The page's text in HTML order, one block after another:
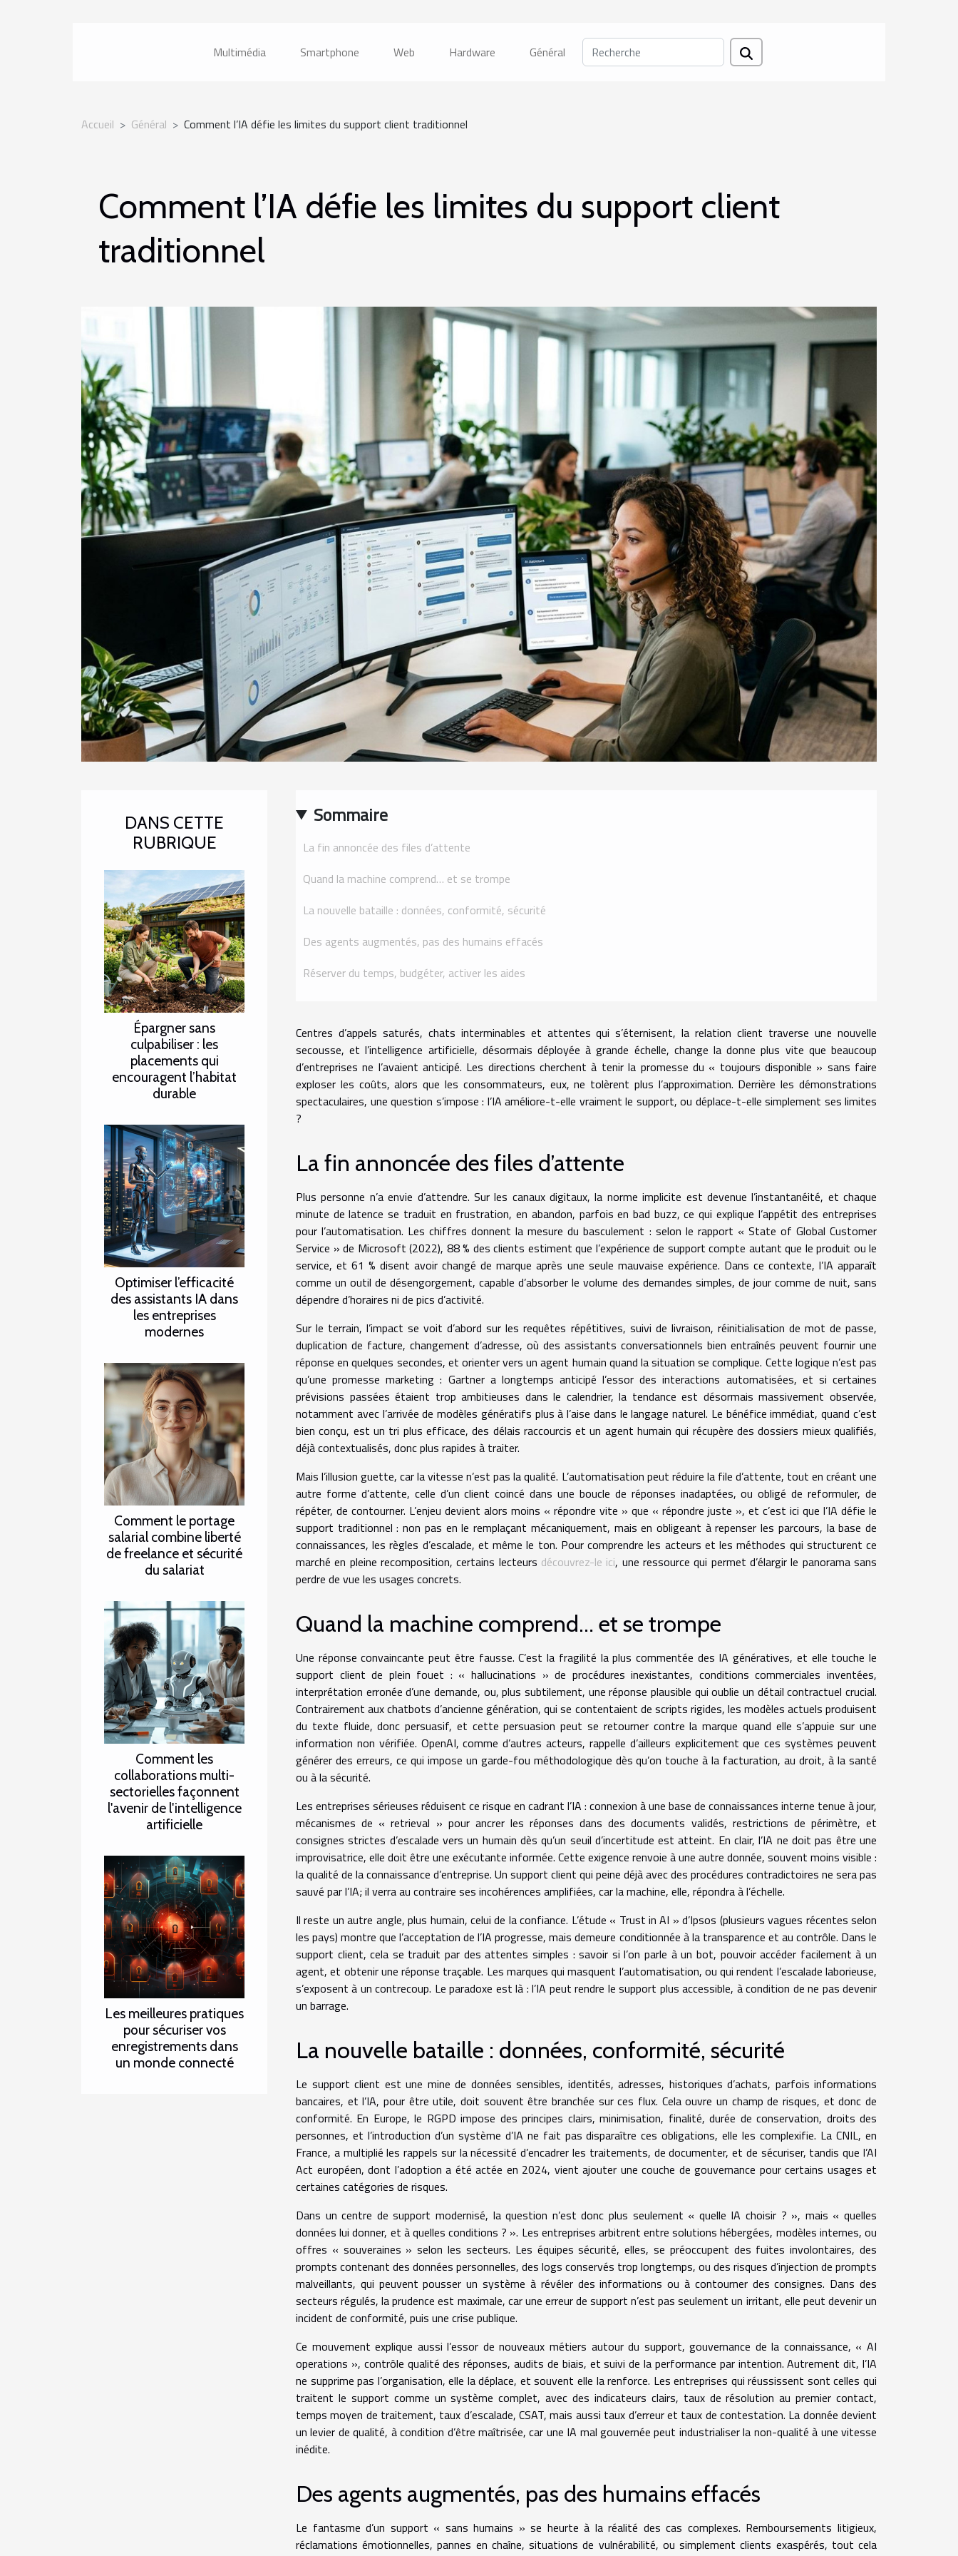
Multimédia Smartphone Web Hardware Général
Accueil Général Comment l’IA défie les limites du support client traditionnel
Comment l’IA défie les limites du support client
traditionnel
DANS CETTE
RUBRIQUE
Épargner sans
culpabiliser : les
placements qui
encouragent l’habitat
durable
Optimiser l’efficacité
des assistants IA dans
les entreprises
modernes
Comment le portage
salarial combine liberté
de freelance et sécurité
du salariat
Comment les
collaborations multi-
sectorielles façonnent
l'avenir de l'intelligence
artificielle
Les meilleures pratiques
pour sécuriser vos
enregistrements dans
un monde connecté
Sommaire
La fin annoncée des files d’attente
Quand la machine comprend… et se trompe
La nouvelle bataille : données, conformité, sécurité
Des agents augmentés, pas des humains effacés
Réserver du temps, budgéter, activer les aides
Centres d’appels saturés, chats interminables et attentes qui s’éternisent, la relation client traverse une nouvelle
secousse, et l’intelligence artificielle, désormais déployée à grande échelle, change la donne plus vite que beaucoup
d’entreprises ne l’avaient anticipé. Les directions cherchent à tenir la promesse du « toujours disponible » sans faire
exploser les coûts, alors que les consommateurs, eux, ne tolèrent plus l’approximation. Derrière les démonstrations
spectaculaires, une question s’impose : l’IA améliore-t-elle vraiment le support, ou déplace-t-elle simplement ses limites
?
La fin annoncée des files d’attente
Plus personne n’a envie d’attendre. Sur les canaux digitaux, la norme implicite est devenue l’instantanéité, et chaque
minute de latence se traduit en frustration, en abandon, parfois en bad buzz, ce qui explique l’appétit des entreprises
pour l’automatisation. Les chiffres donnent la mesure du basculement : selon le rapport « State of Global Customer
Service » de Microsoft (2022), 88 % des clients estiment que l’expérience de support compte autant que le produit ou le
service, et 61 % disent avoir changé de marque après une seule mauvaise expérience. Dans ce contexte, l’IA apparaît
comme un outil de désengorgement, capable d’absorber le volume des demandes simples, de jour comme de nuit, sans
dépendre d’horaires ni de pics d’activité.
Sur le terrain, l’impact se voit d’abord sur les requêtes répétitives, suivi de livraison, réinitialisation de mot de passe,
duplication de facture, changement d’adresse, où des assistants conversationnels bien entraînés peuvent fournir une
réponse en quelques secondes, et orienter vers un agent humain quand la situation se complique. Cette logique n’est pas
qu’une promesse marketing : Gartner a longtemps anticipé l’essor des interactions automatisées, et si certaines
prévisions passées étaient trop ambitieuses dans le calendrier, la tendance est désormais massivement observée,
notamment avec l’arrivée de modèles génératifs plus à l’aise dans le langage naturel. Le bénéfice immédiat, quand c’est
bien conçu, est un tri plus efficace, des délais raccourcis et un agent humain qui récupère des dossiers mieux qualifiés,
déjà contextualisés, donc plus rapides à traiter.
Mais l’illusion guette, car la vitesse n’est pas la qualité. L’automatisation peut réduire la file d’attente, tout en créant une
autre forme d’attente, celle d’un client coincé dans une boucle de réponses inadaptées, ou obligé de reformuler, de
répéter, de contourner. L’enjeu devient alors moins « répondre vite » que « répondre juste », et c’est ici que l’IA défie le
support traditionnel : non pas en le remplaçant mécaniquement, mais en obligeant à repenser les parcours, la base de
connaissances, les règles d’escalade, et même le ton. Pour comprendre les acteurs et les méthodes qui structurent ce
marché en pleine recomposition, certains lecteurs découvrez-le ici, une ressource qui permet d’élargir le panorama sans
perdre de vue les usages concrets.
Quand la machine comprend… et se trompe
Une réponse convaincante peut être fausse. C’est la fragilité la plus commentée des IA génératives, et elle touche le
support client de plein fouet : « hallucinations » de procédures inexistantes, conditions commerciales inventées,
interprétation erronée d’une demande, ou, plus subtilement, une réponse plausible qui oublie un détail contractuel crucial.
Contrairement aux chatbots d’ancienne génération, qui se contentaient de scripts rigides, les modèles actuels produisent
du texte fluide, donc persuasif, et cette persuasion peut se retourner contre la marque quand elle s’appuie sur une
information non vérifiée. OpenAI, comme d’autres acteurs, rappelle d’ailleurs explicitement que ces systèmes peuvent
générer des erreurs, ce qui impose un garde-fou méthodologique dès qu’on touche à la facturation, au droit, à la santé
ou à la sécurité.
Les entreprises sérieuses réduisent ce risque en cadrant l’IA : connexion à une base de connaissances interne tenue à jour,
mécanismes de « retrieval » pour ancrer les réponses dans des documents validés, restrictions de périmètre, et
consignes strictes d’escalade vers un humain dès qu’un seuil d’incertitude est atteint. En clair, l’IA ne doit pas être une
improvisatrice, elle doit être une exécutante informée. Cette exigence renvoie à une autre donnée, souvent moins visible :
la qualité de la connaissance d’entreprise. Un support client qui peine déjà avec des procédures contradictoires ne sera pas
sauvé par l’IA; il verra au contraire ses incohérences amplifiées, car la machine, elle, répondra à l’échelle.
Il reste un autre angle, plus humain, celui de la confiance. L’étude « Trust in AI » d’Ipsos (plusieurs vagues récentes selon
les pays) montre que l’acceptation de l’IA progresse, mais demeure conditionnée à la transparence et au contrôle. Dans le
support client, cela se traduit par des attentes simples : savoir si l’on parle à un bot, pouvoir accéder facilement à un
agent, et obtenir une réponse traçable. Les marques qui masquent l’automatisation, ou qui rendent l’escalade laborieuse,
s’exposent à un contrecoup. Le paradoxe est là : l’IA peut rendre le support plus accessible, à condition de ne pas devenir
un barrage.
La nouvelle bataille : données, conformité, sécurité
Le support client est une mine de données sensibles, identités, adresses, historiques d’achats, parfois informations
bancaires, et l’IA, pour être utile, doit souvent être branchée sur ces flux. Cela ouvre un champ de risques, et donc de
conformité. En Europe, le RGPD impose des principes clairs, minimisation, finalité, durée de conservation, droits des
personnes, et l’introduction d’un système d’IA ne fait pas disparaître ces obligations, elle les complexifie. La CNIL, en
France, a multiplié les rappels sur la nécessité d’encadrer les traitements, de documenter, et de sécuriser, tandis que l’AI
Act européen, dont l’adoption a été actée en 2024, vient ajouter une couche de gouvernance pour certains usages et
certaines catégories de risques.
Dans un centre de support modernisé, la question n’est donc plus seulement « quelle IA choisir ? », mais « quelles
données lui donner, et à quelles conditions ? ». Les entreprises arbitrent entre solutions hébergées, modèles internes, ou
offres « souveraines » selon les secteurs. Les équipes sécurité, elles, se préoccupent des fuites involontaires, des
prompts contenant des données personnelles, des logs conservés trop longtemps, ou des risques d’injection de prompts
malveillants, qui peuvent pousser un système à révéler des informations ou à contourner des consignes. Dans des
secteurs régulés, la prudence est maximale, car une erreur de support n’est pas seulement un irritant, elle peut devenir un
incident de conformité, puis une crise publique.
Ce mouvement explique aussi l’essor de nouveaux métiers autour du support, gouvernance de la connaissance, « AI
operations », contrôle qualité des réponses, audits de biais, et suivi de la performance par intention. Autrement dit, l’IA
ne supprime pas l’organisation, elle la déplace, et souvent elle la renforce. Les entreprises qui réussissent sont celles qui
traitent le support comme un système complet, avec des indicateurs clairs, taux de résolution au premier contact,
temps moyen de traitement, taux d’escalade, CSAT, mais aussi taux d’erreur et taux de contestation. La donnée devient
un levier de qualité, à condition d’être maîtrisée, car une IA mal gouvernée peut industrialiser la non-qualité à une vitesse
inédite.
Des agents augmentés, pas des humains effacés
Le fantasme d’un support « sans humains » se heurte à la réalité des cas complexes. Remboursements litigieux,
réclamations émotionnelles, pannes en chaîne, situations de vulnérabilité, ou simplement clients exaspérés, tout cela